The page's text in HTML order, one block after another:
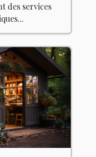
des services